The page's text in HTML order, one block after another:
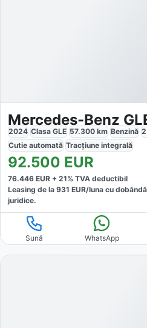
2024 Clasa GLE 57.300 km Benzină
Cutie automată Tracțiune integrală
92.500 EUR
76.446 EUR + 21% TVA deductibil
Leasing de la 931 EUR/luna cu dobăndă
juridice.
Sună WhatsApp